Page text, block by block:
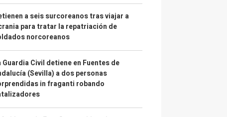
a seis surcoreanos tras viajar a
para tratar la repatriación de
norcoreanos
Guardia Civil detiene en Fuentes de
(Sevilla) a dos personas
in fraganti robando